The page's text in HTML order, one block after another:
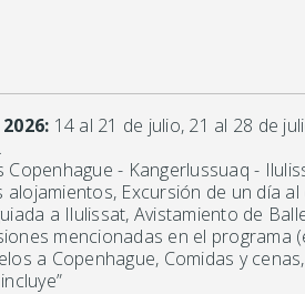
14 al 21 de julio, 21 al 28 de
Copenhague - Kangerlussuaq -
Excursión de un día
a Ilulissat, Avistamiento de
mencionadas en el programa
a Copenhague, Comidas y